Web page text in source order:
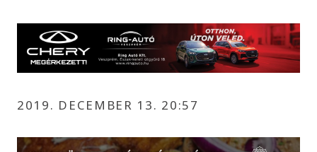
2019. DECEMBER 13. 20:57